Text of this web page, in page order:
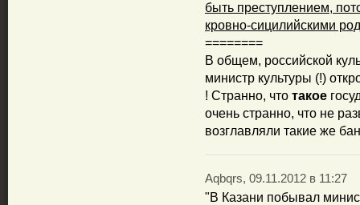
быть преступлением,
кровно-сицилийскими
========
В общем, российской
министр культуры (!)
! Странно, что такое
очень странно, что не
возглавляли такие же
Aqbqrs, 09.11.2012 в 11:27
"В Казани побывал